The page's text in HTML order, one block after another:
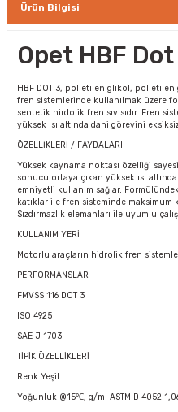
Ürün Bilgisi
Opet HBF
HBF DOT 3, polietilen glikol,
fren sistemlerinde kullanılmak üzere
sentetik hirdolik fren sıvısıdır. Fren
yüksek ısı altında dahi görevini
ÖZELLİKLERİ / FAYDALARI
Yüksek kaynama noktası özelliği
sonucu ortaya çıkan yüksek ısı
emniyetli kullanım sağlar.
katıklar ile fren sisteminde maksimum
Sızdırmazlık elemanları ile uyumlu
KULLANIM YERİ
Motorlu araçların hidrolik fren
PERFORMANSLAR
FMVSS 116 DOT 3
ISO 4925
SAE J 1703
TİPİK ÖZELLİKLERİ
Renk Yeşil
Yoğunluk @15℃, g/ml ASTM D 4052